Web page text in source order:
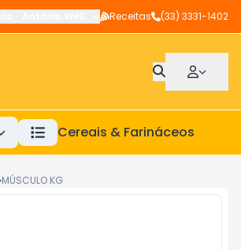
Antônio Wellerson,Manhuaçu- MG
Receitas (33) 3331-1402
Cereais & Farináceos
MÚSCULO KG